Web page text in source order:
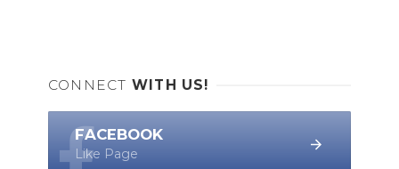
CONNECT WITH US!
FACEBOOK
Like Page